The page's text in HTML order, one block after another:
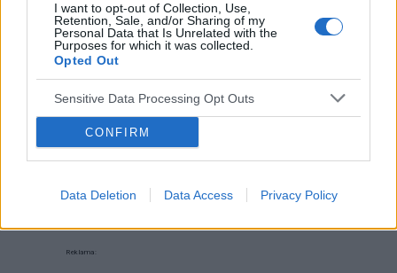
I want to opt-out of Collection, Use,
Retention, Sale, and/or Sharing of my
Personal Data that Is Unrelated with the
Purposes for which it was collected.
Opted Out
Sensitive Data Processing Opt Outs
CONFIRM
Data Deletion Data Access Privacy Policy
5 najczęściej powtarzanych mitów o sokach
‹ ›
Reklama: